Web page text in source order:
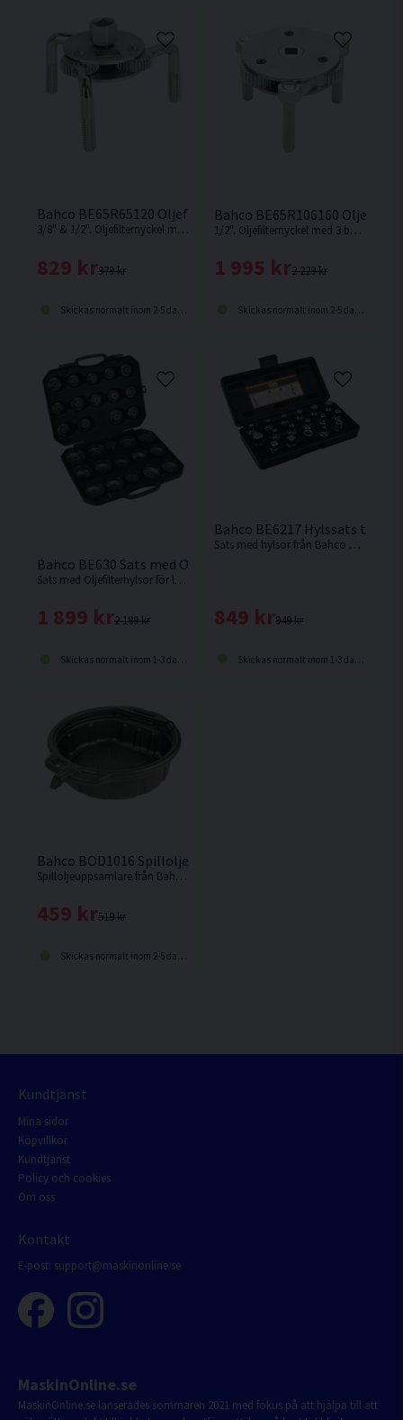
Bahco BE65R65120 Oljefilternyckel 65-120mm
3/8" & 1/2". Oljefilternyckel med 3 ben och öppningsvidd mellan 65-120mm.
979 kr
829 kr
Skickas normalt inom 2-5 dagar
Bahco BE65R106160
1/2". Oljefilternyckel med 3 ben och öppningsvidd mellan 106-160mm.
2 229 kr
1 995 kr
Skickas normalt inom 2-5 dagar
Bahco BE630 Sats med Oljefilterhylsor 30 delar
Sats med Oljefilterhylsor för lossning av oljefilter från de flesta tillverkare.
2 189 kr
1 899 kr
Skickas normalt inom 1-3 dagar
Bahco BE6217 Hylssats till
Sats med hylsor från Bahco passande oljepluggar hos de flesta biltillverkare.
949 kr
849 kr
Skickas normalt inom 1-3 dagar
Bahco BOD1016 Spilloljeuppsamlare 16L
Spilloljeuppsamlare från Bahco som underlättar ditt oljebyte genom att minska risken för spill.
519 kr
459 kr
Skickas normalt inom 2-5 dagar
Kundtjänst
Mina sidor
Köpvillkor
Kundtjänst
Policy och cookies
Om oss
Kontakt
E-post: support@maskinonline.se
MaskinOnline.se
MaskinOnline.se lanserades sommaren 2021 med fokus på att hjälpa till att